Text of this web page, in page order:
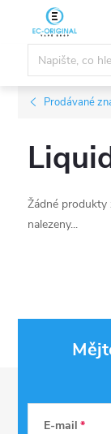
obsah
Prodávané
Žádné produkty
nalezeny...
E-mail